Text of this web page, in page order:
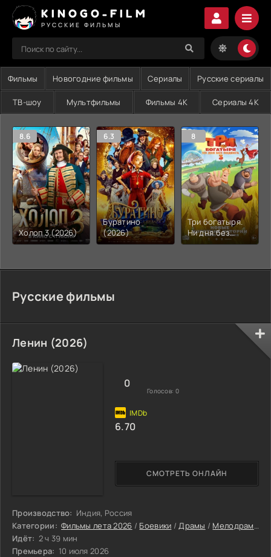
KINOGO-FILM
РУССКИЕ ФИЛЬМЫ
Фильмы Новогодние фильмы Сериалы Русские сериалы
ТВ-шоу Мультфильмы Фильмы 4K Сериалы 4K
8.6
Холоп 3 (2026)
6.3
Буратино
(2026)
8
Три богатыря.
Ни дня без
подвига 3
Русские фильмы
Ленин (2026)
Производство: Индия, Россия
Категории: Фильмы лета 2026 / Боевики /Драмы / Мелодрамы
Идёт: 2 ч 39 мин
Премьера: 10 июля 2026
СМОТРЕТЬ ОНЛАЙН
0
Голосов: 0
6.70